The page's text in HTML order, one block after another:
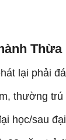
Thừa
lại phải
thường
học/sau